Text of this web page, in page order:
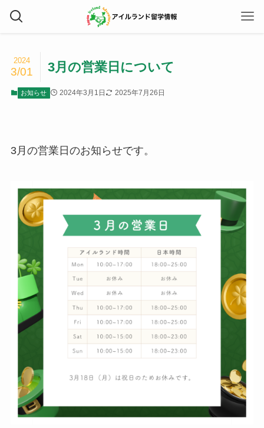
3月の営業日について
2024
3/01
お知らせ 2024年3月1日 2025年7月26日
3月の営業日のお知らせです。